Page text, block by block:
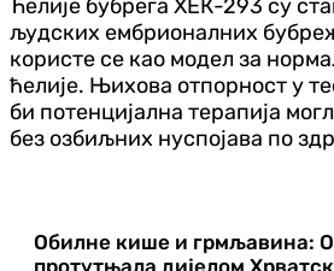
Ћелије бубрега ХЕК-293 су
људских ембрионалних
користе се као модел за
ћелије. Њихова отпорност у
би потенцијална терапија
без озбиљних нуспојава по
Обилне кише и грмљавина:
протутњала дијелом